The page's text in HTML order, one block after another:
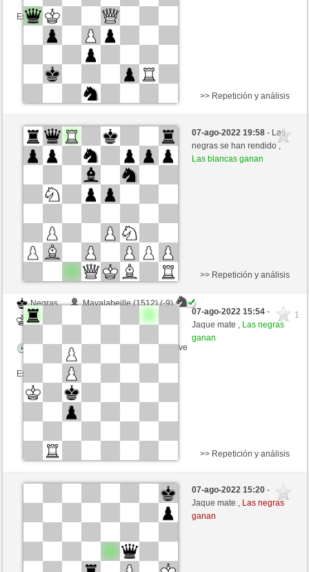
Esta partida es por puntos
Blancas
AntonBeton (1500) (-8)
Negras
luismsb (1697) (+8)
Tiempo: 15 minutes/side + 15 seconds/move
Esta partida es por puntos
>> Repetición y análisis
07-ago-2022 19:58- Las
negras se han rendido ,
Las blancas ganan
Negras
Mayalabeille (1512) (-9)
Blancas
luismsb (1688) (+9)
Tiempo: 5 minutes/side + 8 seconds/move
Esta partida es por puntos
>> Repetición y análisis
1
07-ago-2022 15:54-
Jaque mate , Las negras
ganan
Blancas
onslow (1356) (-4)
>> Repetición y análisis
07-ago-2022 15:20-
Jaque mate , Las negras
ganan